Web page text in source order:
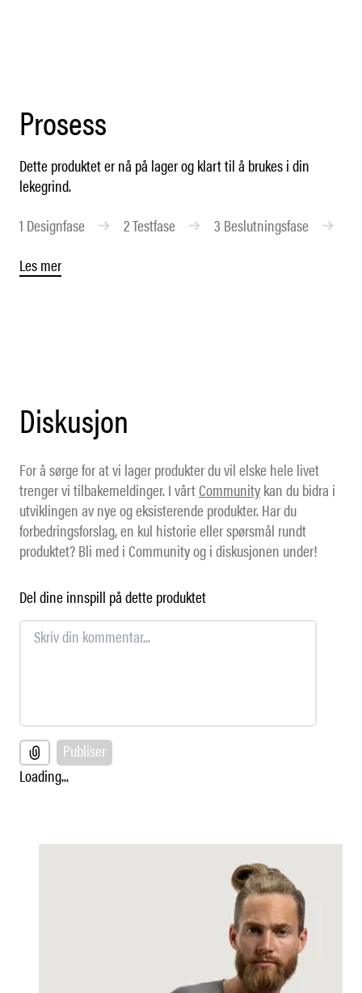
Prosess
Dette produktet er nå på lager og klart til å brukes i din
lekegrind.
1 Designfase 2Testfase 3 Beslutningsfase
Les mer
Diskusjon
For å sørge for at vi lager produkter du vil elske hele livet
trenger vi tilbakemeldinger. I vårtCommunitykan du bidra i
utviklingen av nye og eksisterende produkter. Har du
forbedringsforslag, en kul historie eller spørsmål rundt
produktet? Bli med i Community og i diskusjonen under!
Del dine innspill på dette produktet
Publiser
Loading...